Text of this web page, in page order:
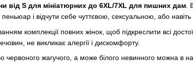
від S для мініатюрних до 6XL/7XL для пишних дам .
і відчути себе чуттєвою, сексуальною, або
комплекції повних жінок, щоб підкреслити всі
не викликає алергії і дискомфорту.
червоного жагучого, а може білого невинного можна в